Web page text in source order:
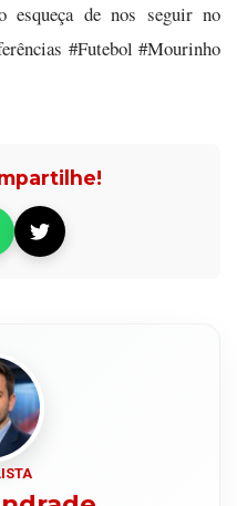
esqueça de nos seguir no
#Futebol #Mourinho